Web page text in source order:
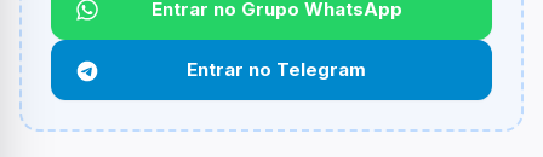
Não informado ou sem limite.
Funciona em qualquer produto?
Não necessariamente. Depende de itens participantes
e alguns vendedores ou produtos especificos podem
Entrar no Grupo WhatsApp
Entrar no Telegram